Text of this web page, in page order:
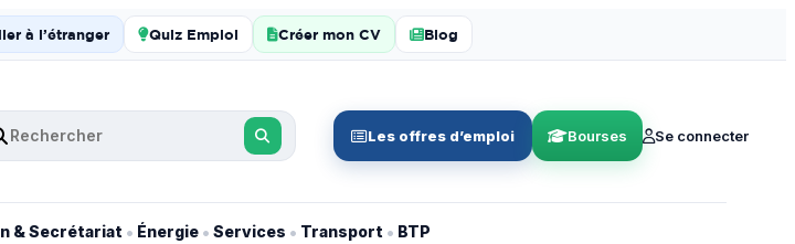
à l’étranger Quiz Emploi Créer mon CV Blog
Les offres d’emploi Bourses Se connecter
& Secrétariat • Énergie • Services • Transport • BTP